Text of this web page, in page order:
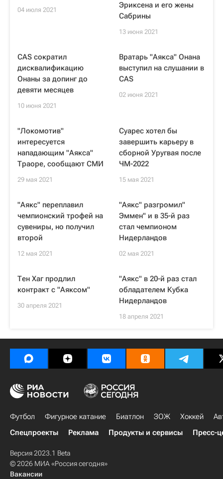
04 июля 2021
Эриксена и его жены
Сабрины
13 июня 2021
CAS сократил
дисквалификацию
Онаны за допинг до
девяти месяцев
10 июня 2021
Вратарь "Аякса" Онана
выступил на слушании в
CAS
02 июня 2021
"Локомотив"
интересуется
нападающим "Аякса"
Траоре, сообщают СМИ
29 мая 2021
Суарес хотел бы
завершить карьеру в
сборной Уругвая после
ЧМ-2022
15 мая 2021
"Аякс" переплавил
чемпионский трофей на
сувениры, но получил
второй
12 мая 2021
"Аякс" разгромил"
Эммен" и в 35-й раз
стал чемпионом
Нидерландов
02 мая 2021
Тен Хаг продлил
контракт с "Аяксом"
30 апреля 2021
"Аякс" в 20-й раз стал
обладателем Кубка
Нидерландов
18 апреля 2021
Футбол Фигурное катание Биатлон ЗОЖ Хоккей
Спецпроекты
Реклама Продукты и сервисы Пресс-
Версия 2023.1 Beta
© 2026 МИА «Россия сегодня»
Вакансии